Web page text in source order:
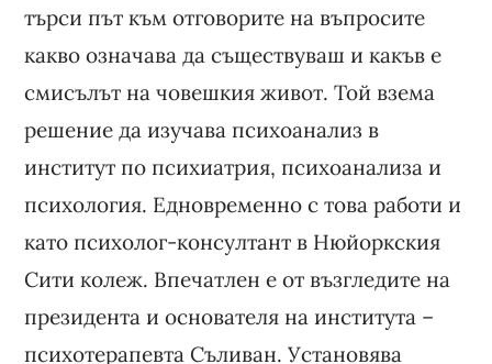
търси път към отговорите на въпросите
какво означава да съществуваш и какъв е
смисълът на човешкия живот. Той взема
решение да изучава психоанализ в
институт по психиатрия, психоанализа и
психология. Едновременно с това работи и
като психолог-консултант в Нюйоркския
Сити колеж. Впечатлен е от възгледите на
президента и основателя на института –
психотерапевта Съливан. Установява